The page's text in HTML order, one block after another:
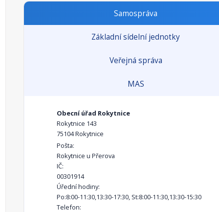
Samospráva
Základní sídelní jednotky
Veřejná správa
MAS
Obecní úřad Rokytnice
Rokytnice 143
75104 Rokytnice
Pošta:
Rokytnice u Přerova
IČ:
00301914
Úřední hodiny:
Po:8:00-11:30,13:30-17:30, St:8:00-11:30,13:30-15:30
Telefon: